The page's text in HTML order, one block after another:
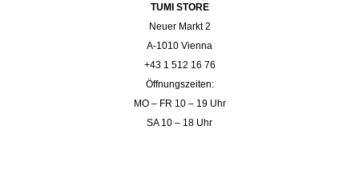
TUMI STORE
Neuer Markt 2
A-1010 Vienna
+43 1 512 16 76
Öffnungszeiten:
MO – FR 10 – 19 Uhr
SA 10 – 18 Uhr